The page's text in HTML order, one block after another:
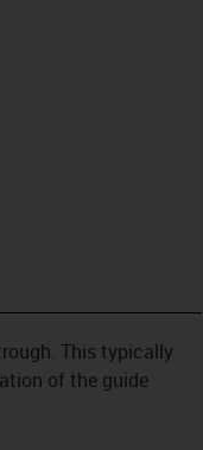
This typically
of the guide